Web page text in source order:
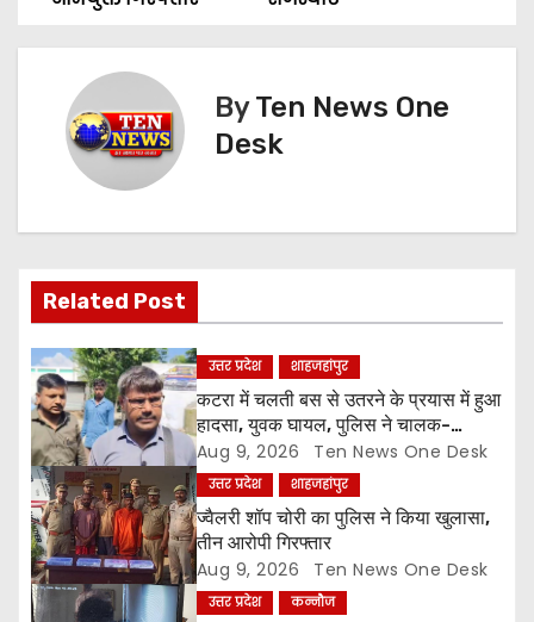
s
v
g
a
t
i
o
n
ByTen News One
Desk
Related Post
उत्तर प्रदेश शाहजहांपुर
कटरा में चलती बस से उतरने के प्रयास में हुआ
हादसा, युवक घायल, पुलिस ने चालक-
परिचालक को पूंछताछ के लिए हिरासत में लिया
Aug 9, 2026 Ten News One Desk
उत्तर प्रदेश शाहजहांपुर
ज्वैलरी शॉप चोरी का पुलिस ने किया खुलासा,
तीन आरोपी गिरफ्तार
Aug 9, 2026 Ten News One Desk
उत्तर प्रदेश कन्नौज